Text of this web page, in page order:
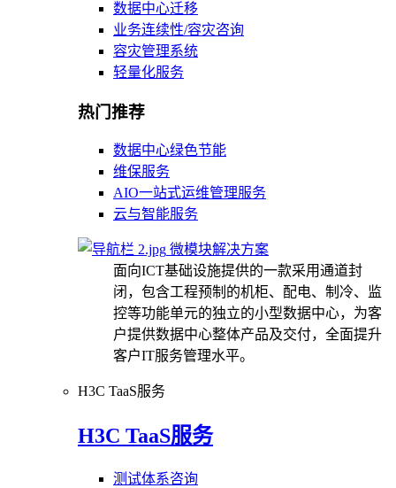
数据中心迁移
业务连续性/容灾咨询
容灾管理系统
轻量化服务
热门推荐
数据中心绿色节能
维保服务
AIO一站式运维管理服务
云与智能服务
微模块解决方案
面向ICT基础设施提供的一款采用通道封
闭，包含工程预制的机柜、配电、制冷、监
控等功能单元的独立的小型数据中心，为客
户提供数据中心整体产品及交付，全面提升
客户IT服务管理水平。
H3C TaaS服务
H3C TaaS服务
测试体系咨询